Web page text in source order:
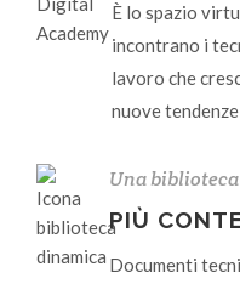
È lo spazio
incontrano i
lavoro che
nuove
Una
PIÙ
Documenti